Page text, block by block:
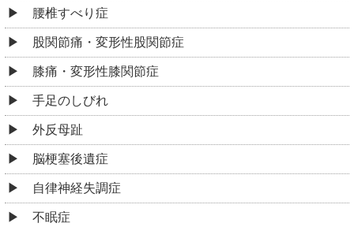
腰椎すべり症
股関節痛・変形性股関節症
膝痛・変形性膝関節症
手足のしびれ
外反母趾
脳梗塞後遺症
自律神経失調症
不眠症